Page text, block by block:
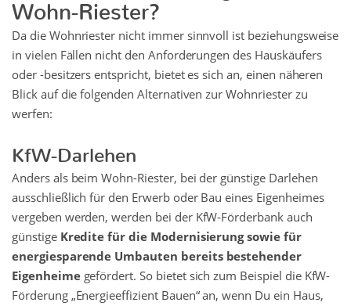
Wohn-Riester?
Da die Wohnriester nicht immer sinnvoll ist beziehungsweise
in vielen Fällen nicht den Anforderungen des Hauskäufers
oder -besitzers entspricht, bietet es sich an, einen näheren
Blick auf die folgenden Alternativen zur Wohnriester zu
werfen:
KfW-Darlehen
Anders als beim Wohn-Riester, bei der günstige Darlehen
ausschließlich für den Erwerb oder Bau eines Eigenheimes
vergeben werden, werden bei der KfW-Förderbank auch
günstige Kredite für die Modernisierung sowie für
energiesparende Umbauten bereits bestehender
Eigenheimegefördert. So bietet sich zum Beispiel die KfW-
Förderung „Energieeffizient Bauen“ an, wenn Du ein Haus,